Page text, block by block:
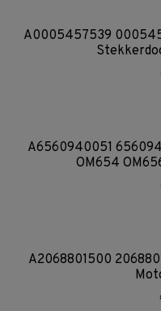
A0005457539
A6560940051
OM654
A2068801500